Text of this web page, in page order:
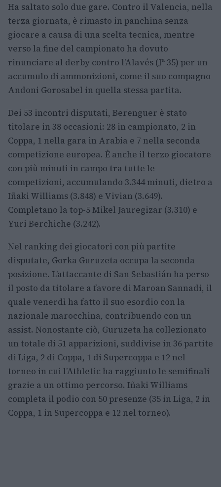
Ha saltato solo due gare. Contro il Valencia, nella
terza giornata, è rimasto in panchina senza
giocare a causa di una scelta tecnica, mentre
verso la fine del campionato ha dovuto
rinunciare al derby contro l’Alavés (Jª 35) per un
accumulo di ammonizioni, come il suo compagno
Andoni Gorosabel in quella stessa partita.
Dei 53 incontri disputati, Berenguer è stato
titolare in 38 occasioni: 28 in campionato, 2 in
Coppa, 1 nella gara in Arabia e 7 nella seconda
competizione europea. È anche il terzo giocatore
con più minuti in campo tra tutte le
competizioni, accumulando 3.344 minuti, dietro a
Iñaki Williams (3.848) e Vivian (3.649).
Completano la top-5 Mikel Jauregizar (3.310) e
Yuri Berchiche (3.242).
Nel ranking dei giocatori con più partite
disputate, Gorka Guruzeta occupa la seconda
posizione. L’attaccante di San Sebastián ha perso
il posto da titolare a favore di Maroan Sannadi, il
quale venerdì ha fatto il suo esordio con la
nazionale marocchina, contribuendo con un
assist. Nonostante ciò, Guruzeta ha collezionato
un totale di 51 apparizioni, suddivise in 36 partite
di Liga, 2 di Coppa, 1 di Supercoppa e 12 nel
torneo in cui l’Athletic ha raggiunto le semifinali
grazie a un ottimo percorso. Iñaki Williams
completa il podio con 50 presenze (35 in Liga, 2 in
Coppa, 1 in Supercoppa e 12 nel torneo).